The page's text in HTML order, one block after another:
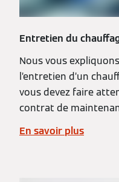
Entretien du
Nous vous
l’entretien d’un
vous devez faire
contrat de
En savoir plus